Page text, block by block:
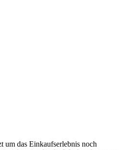
um das Einkaufserlebnis noch